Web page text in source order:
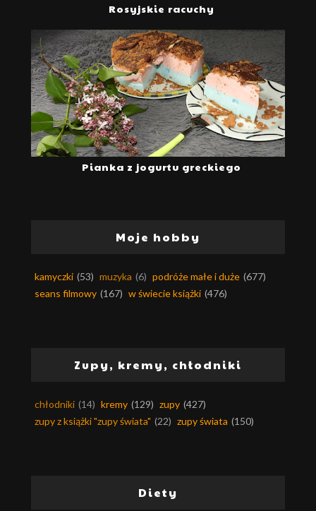
Rosyjskie racuchy
Pianka z jogurtu greckiego
Moje hobby
kamyczki (53) muzyka (6) podróże małe i duże (677)
seans filmowy (167) w świecie książki (476)
Zupy, kremy, chłodniki
chłodniki (14) kremy (129) zupy (427)
zupy z książki "zupy świata" (22) zupy świata (150)
Diety